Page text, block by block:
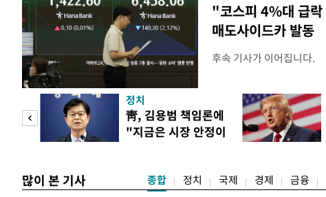
"코스피 4%대 급락
매도사이드카 발동
후속 기사가 이어집니다.
정치
靑, 김용범 책임론에
"지금은 시장 안정이
많이 본 기사 종합 정치 국제 경제 금융